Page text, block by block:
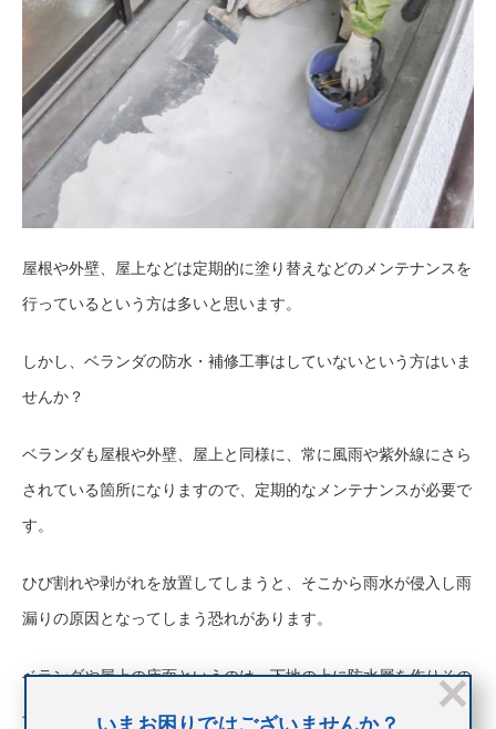
屋根や外壁、屋上などは定期的に塗り替えなどのメンテナンスを
行っているという方は多いと思います。
しかし、ベランダの防水・補修工事はしていないという方はいま
せんか？
ベランダも屋根や外壁、屋上と同様に、常に風雨や紫外線にさら
されている箇所になりますので、定期的なメンテナンスが必要で
す。
ひび割れや剥がれを放置してしまうと、そこから雨水が侵入し雨
漏りの原因となってしまう恐れがあります。
ベランダや屋上の床面というのは、下地の上に防水層を作りその
上にトップコートを塗布して防水層を保護しています。
いまお困りではございませんか？